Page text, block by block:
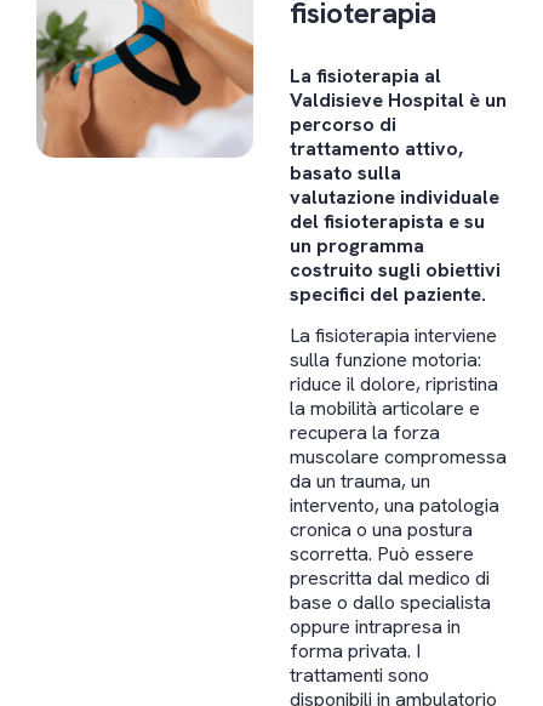
fisioterapia
La fisioterapia al
Valdisieve Hospital è un
percorso di
trattamento attivo,
basato sulla
valutazione individuale
del fisioterapista e su
un programma
costruito sugli obiettivi
specifici del paziente.
La fisioterapia interviene
sulla funzione motoria:
riduce il dolore, ripristina
la mobilità articolare e
recupera la forza
muscolare compromessa
da un trauma, un
intervento, una patologia
cronica o una postura
scorretta. Può essere
prescritta dal medico di
base o dallo specialista
oppure intrapresa in
forma privata. I
trattamenti sono
disponibili in ambulatorio